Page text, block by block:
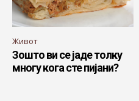
Живот
Зошто ви се јаде толку
многу кога сте пијани?